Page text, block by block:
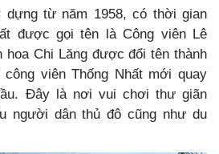
từ năm 1958, có thời gian
được gọi tên là Công viên Lê
Chi Lăng được đổi tên thành
viên Thống Nhất mới quay
Đây là nơi vui chơi thư giãn
người dân thủ đô cũng như du